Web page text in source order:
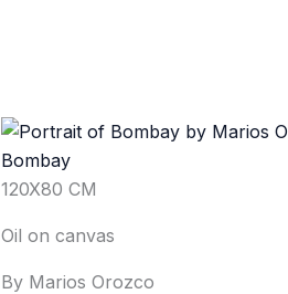
Bombay
120X80 CM
Oil on canvas
By Marios Orozco